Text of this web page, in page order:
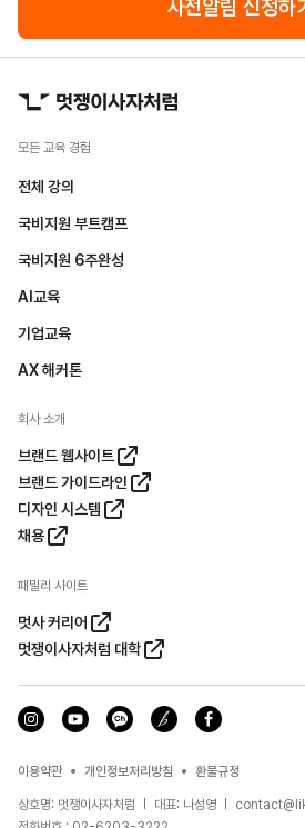
사전알림 신청하
모든 교육 경험
전체 강의
국비지원 부트캠프
국비지원 6주완성
AI교육
기업교육
AX 해커톤
회사 소개
브랜드 웹사이트
브랜드 가이드라인
디자인 시스템
채용
패밀리 사이트
멋사 커리어
멋쟁이사자처럼 대학
이용약관 개인정보처리방침 환불규정
상호명: 멋쟁이사자처럼 대표: 나성영